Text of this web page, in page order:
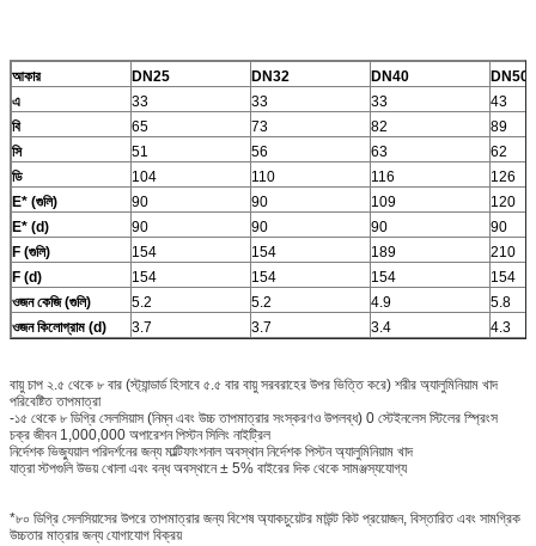
আকার DN25 DN32 DN40
DN50
এ
33 33 33
43
বি
65 73 82
89
সি
51 56 63
62
ডি
104 110 116
126
E* (গুলি)
90 90 109
120
E* (d)
90 90 90
90
F (গুলি)
154 154 189
210
F (d)
154 154 154
154
ওজন কেজি (গুলি)
5.2 5.2 4.9
5.8
ওজন কিলোগ্রাম (d)
3.7 3.7 3.4 4.3
বায়ু চাপ ২.৫ থেকে ৮ বার (স্ট্যান্ডার্ড হিসাবে ৫.৫ বার বায়ু সরবরাহের উপর ভিত্তি করে) শরীর অ্যালুমিনিয়াম খাদ
পরিবেষ্টিত তাপমাত্রা
-১৫ থেকে ৮ ডিগ্রি সেলসিয়াস (নিম্ন এবং উচ্চ তাপমাত্রার সংস্করণও উপলব্ধ) 0 স্টেইনলেস স্টিলের স্প্রিংস
চক্র জীবন 1,000,000 অপারেশন পিস্টন সিলিং নাইট্রিল
নির্দেশক ভিজ্যুয়াল পরিদর্শনের জন্য মাল্টিফাংশনাল অবস্থান নির্দেশক পিস্টন অ্যালুমিনিয়াম খাদ
যাত্রা স্টপগুলি উভয় খোলা এবং বন্ধ অবস্থানে ± 5% বাইরের দিক থেকে সামঞ্জস্যযোগ্য
*৮০ ডিগ্রি সেলসিয়াসের উপরে তাপমাত্রার জন্য বিশেষ অ্যাকচুয়েটর মাউন্ট কিট প্রয়োজন, বিস্তারিত এবং সামগ্রিক
উচ্চতার মাত্রার জন্য যোগাযোগ বিক্রয়